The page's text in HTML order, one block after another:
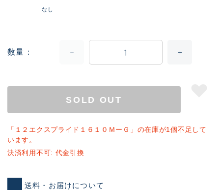
なし
数量
SOLD OUT
「１２エクスプライド１６１０ＭーＧ」の在庫が1個不足して
います。
決済利用不可: 代金引換
送料・お届けについて